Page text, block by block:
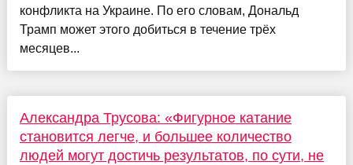
конфликта на Украине. По его словам, Дональд
Трамп может этого добиться в течение трёх
месяцев...
Александра Трусова: «Фигурное катание
становится легче, и большее количество
людей могут достичь результатов, по сути, не